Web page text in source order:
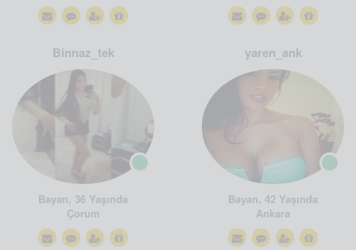
Binnaz_tek
Bayan, 36 Yaşında
Çorum
yaren_ank
Bayan, 42 Yaşında
Ankara